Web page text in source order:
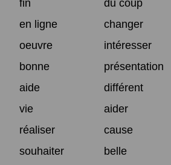
fin
du coup
en ligne
changer
oeuvre
intéresser
bonne
présentation
aide
différent
vie
aider
réaliser
cause
souhaiter
belle